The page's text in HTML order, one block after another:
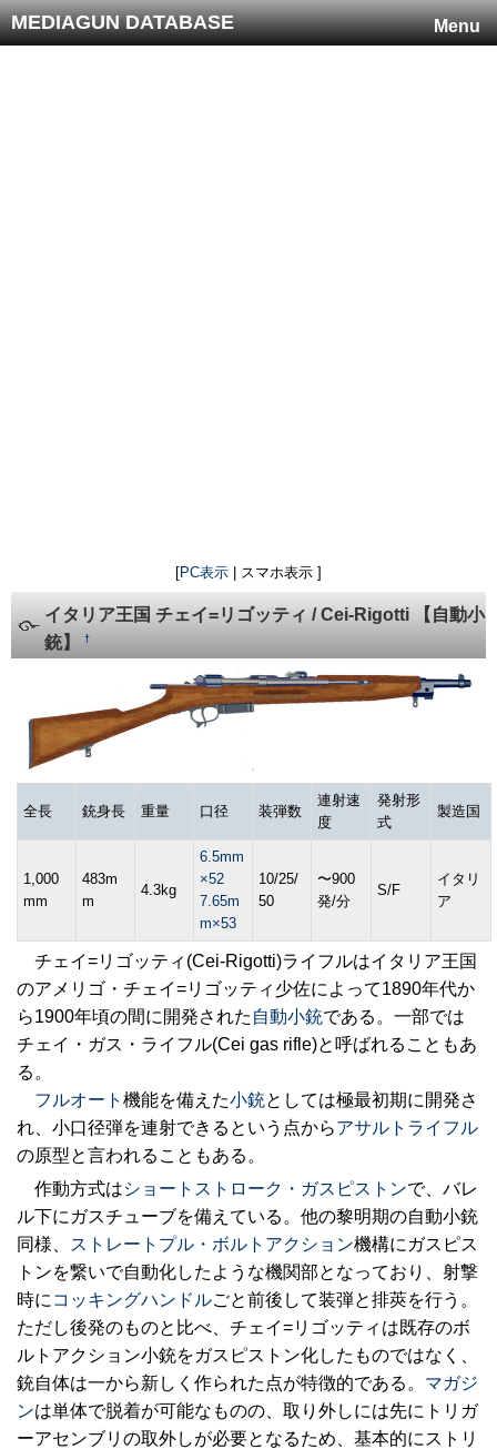
Menu
MEDIAGUN DATABASE
[PC表示 | スマホ表示 ]
イタリア王国 チェイ=リゴッティ / Cei-Rigotti 【自動小
銃】
†
全長 銃身長 重量 口径 装弾数
連射速
度
発射形
式
製造国
1,000
mm
483m
m
4.3kg
6.5mm
×52
7.65m
m×53
10/25/
50
〜900
発/分
S/F
イタリ
ア
チェイ=リゴッティ(Cei-Rigotti)ライフルはイタリア王国
のアメリゴ・チェイ=リゴッティ少佐によって1890年代か
ら1900年頃の間に開発された 自動小銃である。一部では
チェイ・ガス・ライフル(Cei gas rifle)と呼ばれることもあ
る。
フルオート 機能を備えた小銃としては極最初期に開発さ
れ、小口径弾を連射できるという点からアサルトライフル
の原型と言われることもある。
作動方式はショートストローク・ガスピストンで、バレ
ル下にガスチューブを備えている。他の黎明期の自動小銃
同様、
ストレートプル・ボルトアクション機構にガスピス
トンを繋いで自動化したような機関部となっており、射撃
時に コッキングハンドルごと前後して装弾と排莢を行う。
ただし後発のものと比べ、チェイ=リゴッティは既存のボ
ルトアクション小銃をガスピストン化したものではなく、
銃自体は一から新しく作られた点が特徴的である。 マガジ
ンは単体で脱着が可能なものの、取り外しには先にトリガ
ーアセンブリの取外しが必要となるため、基本的にストリ